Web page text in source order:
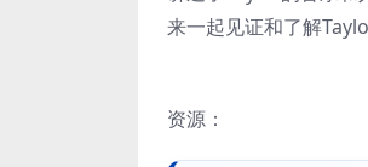
来一起见证和了解
资源：